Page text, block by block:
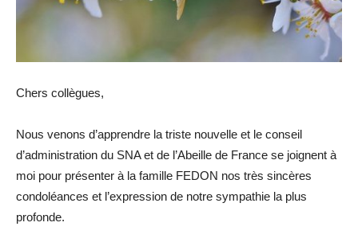
Chers collègues,
Nous venons d’apprendre la triste nouvelle et le conseil
d’administration du SNA et de l’Abeille de France se joignent à
moi pour présenter à la famille FEDON nos très sincères
condoléances et l’expression de notre sympathie la plus
profonde.